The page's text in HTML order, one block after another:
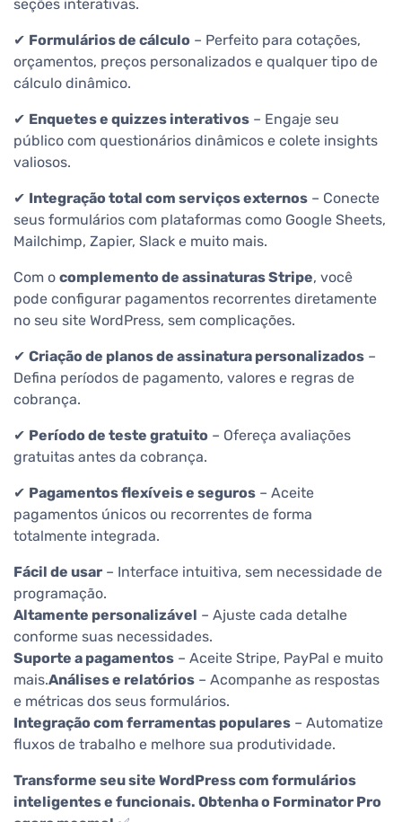
seções interativas.
✔ Formulários de cálculo – Perfeito para cotações,
orçamentos, preços personalizados e qualquer tipo de
cálculo dinâmico.
✔ Enquetes e quizzes interativos – Engaje seu
público com questionários dinâmicos e colete insights
valiosos.
✔ Integração total com serviços externos – Conecte
seus formulários com plataformas como Google Sheets,
Mailchimp, Zapier, Slack e muito mais.
Com o complemento de assinaturas Stripe, você
pode configurar pagamentos recorrentes diretamente
no seu site WordPress, sem complicações.
✔ Criação de planos de assinatura personalizados –
Defina períodos de pagamento, valores e regras de
cobrança.
✔ Período de teste gratuito – Ofereça avaliações
gratuitas antes da cobrança.
✔ Pagamentos flexíveis e seguros – Aceite
pagamentos únicos ou recorrentes de forma
totalmente integrada.
Fácil de usar – Interface intuitiva, sem necessidade de
programação.
Altamente personalizável – Ajuste cada detalhe
conforme suas necessidades.
Suporte a pagamentos – Aceite Stripe, PayPal e muito
mais.Análises e relatórios – Acompanhe as respostas
e métricas dos seus formulários.
Integração com ferramentas populares – Automatize
fluxos de trabalho e melhore sua produtividade.
Transforme seu site WordPress com formulários
inteligentes e funcionais. Obtenha o Forminator Pro